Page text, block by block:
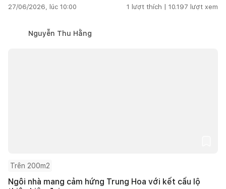
27/06/2026, lúc 10:00 1 lượt thích | 10.197 lượt xem
Nguyễn Thu Hằng
Trên 200m2
Ngôi nhà mang cảm hứng Trung Hoa với kết cấu lộ